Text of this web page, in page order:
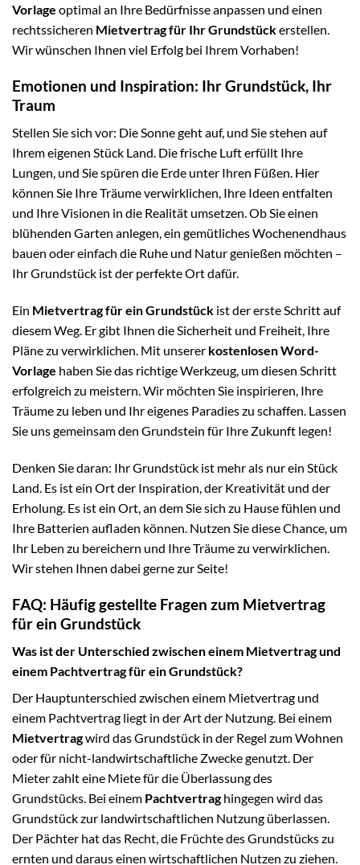
Vorlage optimal an Ihre Bedürfnisse anpassen und einen
rechtssicheren Mietvertrag für Ihr Grundstückerstellen.
Wir wünschen Ihnen viel Erfolg bei Ihrem Vorhaben!
Emotionen und Inspiration: Ihr Grundstück, Ihr
Traum
Stellen Sie sich vor: Die Sonne geht auf, und Sie stehen auf
Ihrem eigenen Stück Land. Die frische Luft erfüllt Ihre
Lungen, und Sie spüren die Erde unter Ihren Füßen. Hier
können Sie Ihre Träume verwirklichen, Ihre Ideen entfalten
und Ihre Visionen in die Realität umsetzen. Ob Sie einen
blühenden Garten anlegen, ein gemütliches Wochenendhaus
bauen oder einfach die Ruhe und Natur genießen möchten –
Ihr Grundstück ist der perfekte Ort dafür.
Ein Mietvertrag für ein Grundstück ist der erste Schritt auf
diesem Weg. Er gibt Ihnen die Sicherheit und Freiheit, Ihre
Pläne zu verwirklichen. Mit unserer kostenlosen Word-
Vorlage haben Sie das richtige Werkzeug, um diesen Schritt
erfolgreich zu meistern. Wir möchten Sie inspirieren, Ihre
Träume zu leben und Ihr eigenes Paradies zu schaffen. Lassen
Sie uns gemeinsam den Grundstein für Ihre Zukunft legen!
Denken Sie daran: Ihr Grundstück ist mehr als nur ein Stück
Land. Es ist ein Ort der Inspiration, der Kreativität und der
Erholung. Es ist ein Ort, an dem Sie sich zu Hause fühlen und
Ihre Batterien aufladen können. Nutzen Sie diese Chance, um
Ihr Leben zu bereichern und Ihre Träume zu verwirklichen.
Wir stehen Ihnen dabei gerne zur Seite!
FAQ: Häufig gestellte Fragen zum Mietvertrag
für ein Grundstück
Was ist der Unterschied zwischen einem Mietvertrag und
einem Pachtvertrag für ein Grundstück?
Der Hauptunterschied zwischen einem Mietvertrag und
einem Pachtvertrag liegt in der Art der Nutzung. Bei einem
Mietvertragwird das Grundstück in der Regel zum Wohnen
oder für nicht-landwirtschaftliche Zwecke genutzt. Der
Mieter zahlt eine Miete für die Überlassung des
Grundstücks. Bei einem Pachtvertraghingegen wird das
Grundstück zur landwirtschaftlichen Nutzung überlassen.
Der Pächter hat das Recht, die Früchte des Grundstücks zu
ernten und daraus einen wirtschaftlichen Nutzen zu ziehen.